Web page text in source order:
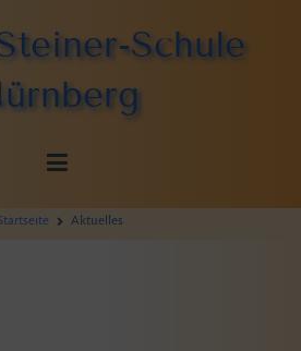
Schule
Aktuelles